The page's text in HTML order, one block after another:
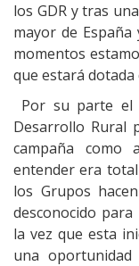
los GDR y tras
mayor de
momentos
que estará dotada
Por su parte el
Desarrollo Rural
campaña
entender era
los Grupos
desconocido
la vez que esta
una oportunidad